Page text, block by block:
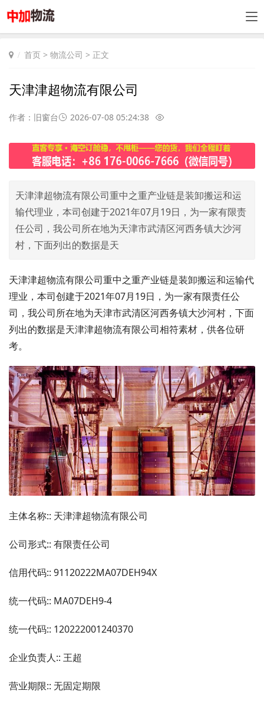
首页 > 物流公司 > 正文
天津津超物流有限公司
作者：旧窗台 2026-07-08 05:24:38
天津津超物流有限公司重中之重产业链是装卸搬运和运
输代理业，本司创建于2021年07月19日，为一家有限责
任公司，我公司所在地为天津市武清区河西务镇大沙河
村，下面列出的数据是天
天津津超物流有限公司重中之重产业链是装卸搬运和运输代
理业，本司创建于2021年07月19日，为一家有限责任公
司，我公司所在地为天津市武清区河西务镇大沙河村，下面
列出的数据是天津津超物流有限公司相符素材，供各位研
考。
主体名称:: 天津津超物流有限公司
公司形式:: 有限责任公司
信用代码:: 91120222MA07DEH94X
统一代码:: MA07DEH9-4
统一代码:: 120222001240370
企业负责人:: 王超
营业期限:: 无固定期限